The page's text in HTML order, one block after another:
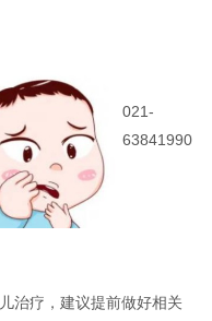
021-
63841990
治疗，建议提前做好相关